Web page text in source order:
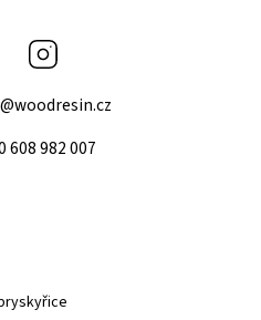
Facebook
@woodresin.cz
608 982 007